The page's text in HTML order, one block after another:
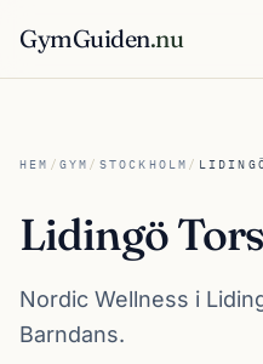
GymGuiden.nu
HEM / GYM / STOCKHOLM /
Lidingö
Nordic Wellness i
Barndans.